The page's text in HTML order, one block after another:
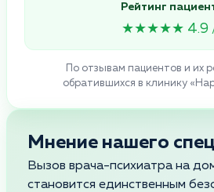
Рейтинг
★★★★★ 4.9
По отзывам пациентов и их
обратившихся в клинику
Мнение нашего
Вызов врача-психиатра на
становится единственным